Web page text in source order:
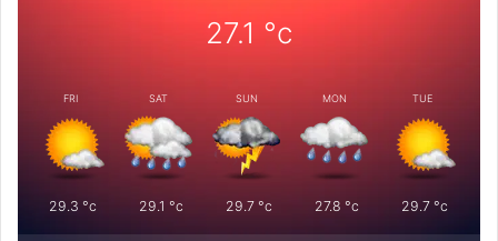
27.1 °c
FRI
29.3 °c
SAT
29.1 °c
SUN
29.7°c
MON
27.8 °c
TUE
29.7 °c